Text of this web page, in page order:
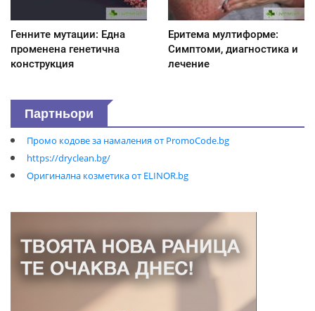
Генните мутации: Една
променена генетична
конструкция
Еритема мултиформе:
Симптоми, диагностика и
лечение
Партньори
Промо кодове за намаления от PromoCode.bg
https://dryclean.bg/
Оригинална козметика от ELINOR.bg